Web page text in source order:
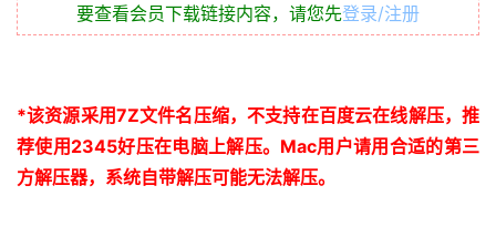
要查看会员下载链接内容，请您先登录/注册
*该资源采用7Z文件名压缩，不支持在百度云在线解压，推
荐使用2345好压在电脑上解压。 Mac用户请用合适的第三
方解压器，系统自带解压可能无法解压。